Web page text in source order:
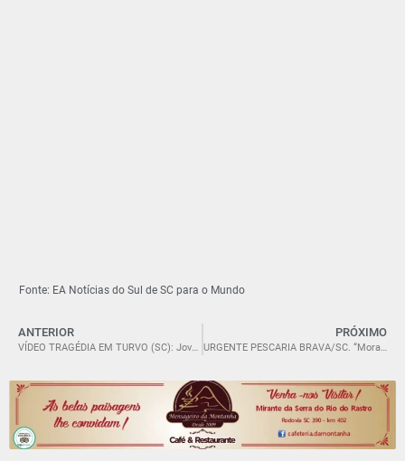
Fonte: EA Notícias do Sul de SC para o Mundo
ANTERIOR
VÍDEO TRAGÉDIA EM TURVO (SC): Jovens morrem em grave acidente; comunidade está em choque.
PRÓXIMO
URGENTE PESCARIA BRAVA/SC. “Morador faz apelo ao EA Notícias por solução urgente em rua.”